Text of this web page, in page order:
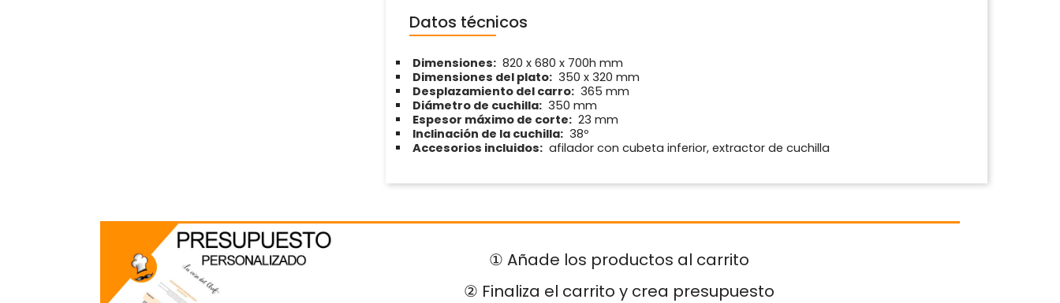
Datos técnicos
Dimensiones: 820 x 680 x 700h mm
Dimensiones del plato: 350 x 320 mm
Desplazamiento del carro: 365 mm
Diámetro de cuchilla: 350 mm
Espesor máximo de corte: 23 mm
Inclinación de la cuchilla: 38º
Accesorios incluidos: afilador con cubeta inferior, extractor de cuchilla
① Añade los productos al carrito
② Finaliza el carrito y crea presupuesto